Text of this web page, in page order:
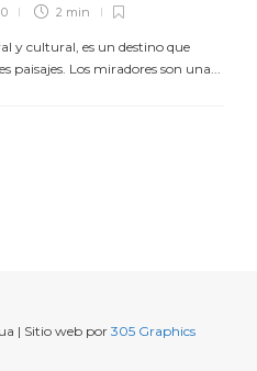
0 2 min
y cultural, es un destino que
paisajes. Los miradores son una...
| Sitio web por 305 Graphics